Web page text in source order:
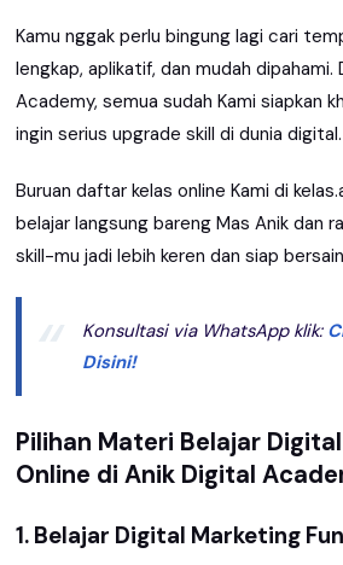
Kamu nggak perlu bingung lagi cari
lengkap, aplikatif, dan mudah dipahami.
Academy, semua sudah Kami siapkan
ingin serius upgrade skill di dunia digital.
Buruan daftar kelas online Kami di
belajar langsung bareng Mas Anik dan
skill-mu jadi lebih keren dan siap
Konsultasi via WhatsApp klik:
Disini!
Pilihan Materi Belajar
Online di Anik Digital
1. Belajar Digital Marketing